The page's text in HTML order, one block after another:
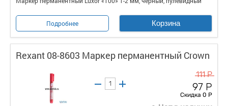
Подробнее Корзина
Rexant 08-8603 Маркер перманентный Crown
111 Р
97 Р
Скидка 0 Р